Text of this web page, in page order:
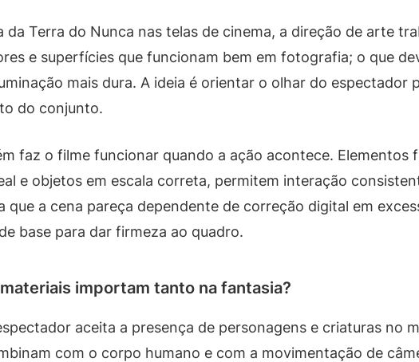
da Terra do Nunca nas telas de cinema, a direção de arte
e superfícies que funcionam bem em fotografia; o que
mais dura. A ideia é orientar o olhar do espectador
do conjunto.
faz o filme funcionar quando a ação acontece.
e objetos em escala correta, permitem interação
que a cena pareça dependente de correção digital em
base para dar firmeza ao quadro.
importam tanto na fantasia?
aceita a presença de personagens e criaturas no
com o corpo humano e com a movimentação de